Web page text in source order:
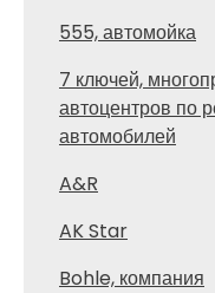
555, автомойка
7 ключей,
автоцентров по
автомобилей
A&R
AK Star
Bohle, компания